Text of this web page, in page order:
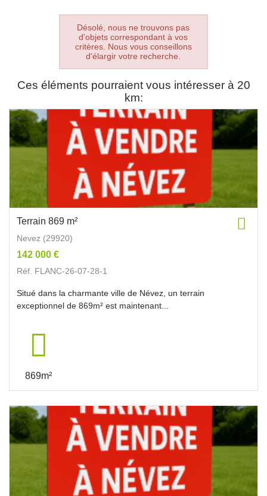
Désolé, nous ne trouvons pas
d'objets correspondant à vos
critères. Nous vous conseillons
d'élargir votre recherche.
Ces éléments pourraient vous intéresser à 20
km:
Terrain 869 m²
Nevez (29920)
142 000 €
Réf. FLANC-26-07-28-1
Situé dans la charmante ville de Névez, un terrain
exceptionnel de 869m² est maintenant...
869m²